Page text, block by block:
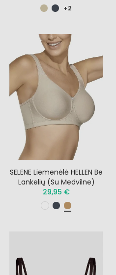
+2
SELENE Liemenėlė HELLEN Be
Lankelių (su Medvilne)
29,95 €